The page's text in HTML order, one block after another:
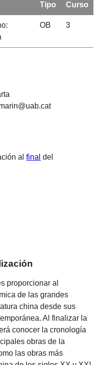
Tipo Curso
OB 3
alfinal del
proporcionar al
de las grandes
china desde sus
Al finalizar la
conocer la cronología
obras de la
las obras más